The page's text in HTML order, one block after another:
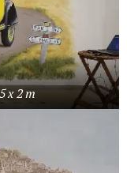
x 2 m